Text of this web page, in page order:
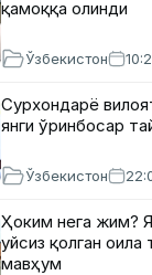
қамоққа олинди
Ўзбекистон
Сурхондарё
янги ўринбосар
Ўзбекистон
Ҳоким нега жим?
уйсиз қолган
мавҳум